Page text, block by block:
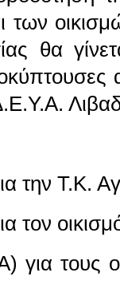
των
θα
την Τ.Κ.
τον
για τους